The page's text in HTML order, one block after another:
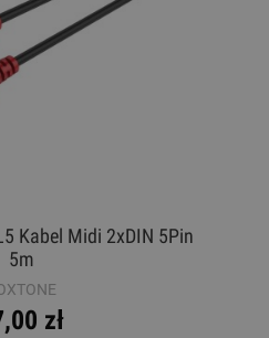
Kabel Midi 2xDIN 5Pin
5m
zł